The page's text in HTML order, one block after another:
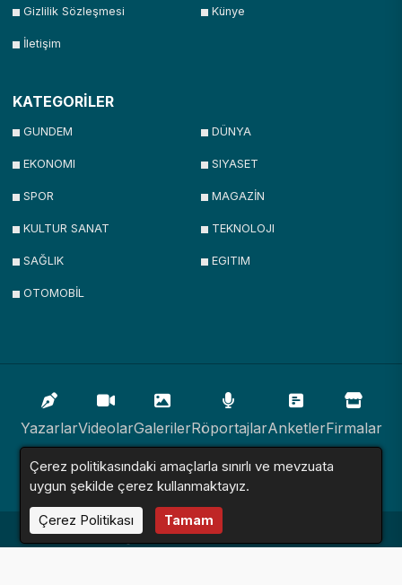
Gizlilik Sözleşmesi Künye
İletişim
KATEGORİLER
GUNDEM DÜNYA
EKONOMI SIYASET
SPOR MAGAZİN
KULTUR SANAT TEKNOLOJI
SAĞLIK EGITIM
OTOMOBİL
YazarlarVideolarGalerilerRöportajlarAnketlerFirmalar
İlanlarResmi İlanlarSitemap
Haber Sitesi © 2016 - 2024. Tüm Hakları Saklıdır.
Çerez politikasındaki amaçlarla sınırlı ve mevzuata
uygun şekilde çerez kullanmaktayız.
Çerez Politikası
Tamam